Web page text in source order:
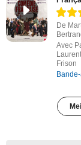
De
Avec
Frison